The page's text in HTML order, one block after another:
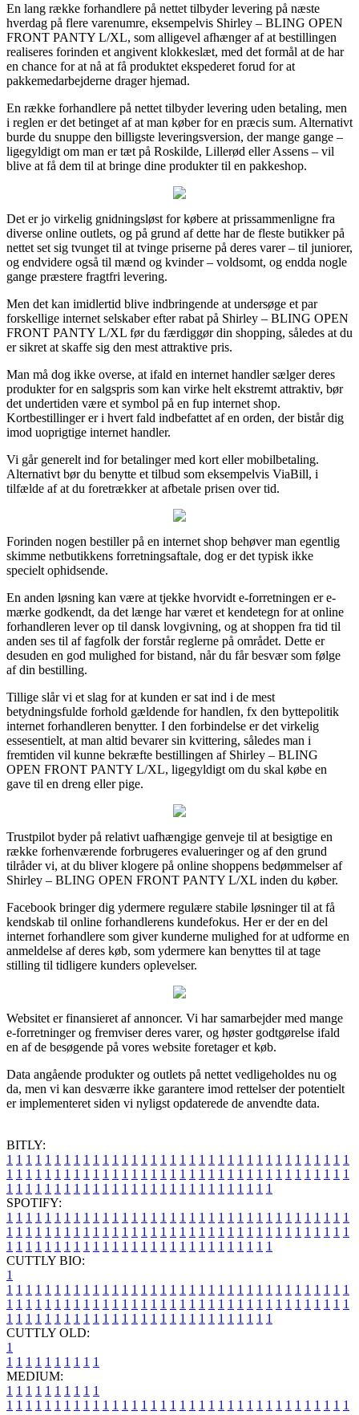
En lang række forhandlere på nettet tilbyder levering på næste
hverdag på flere varenumre, eksempelvis Shirley – BLING OPEN
FRONT PANTY L/XL, som alligevel afhænger af at bestillingen
realiseres forinden et angivent klokkeslæt, med det formål at de har
en chance for at nå at få produktet ekspederet forud for at
pakkemedarbejderne drager hjemad.
En række forhandlere på nettet tilbyder levering uden betaling, men
i reglen er det betinget af at man køber for en præcis sum. Alternativt
burde du snuppe den billigste leveringsversion, der mange gange –
ligegyldigt om man er tæt på Roskilde, Lillerød eller Assens – vil
blive at få dem til at bringe dine produkter til en pakkeshop.
Det er jo virkelig gnidningsløst for købere at prissammenligne fra
diverse online outlets, og på grund af dette har de fleste butikker på
nettet set sig tvunget til at tvinge priserne på deres varer – til juniorer,
og endvidere også til mænd og kvinder – voldsomt, og endda nogle
gange præstere fragtfri levering.
Men det kan imidlertid blive indbringende at undersøge et par
forskellige internet selskaber efter rabat på Shirley – BLING OPEN
FRONT PANTY L/XL før du færdiggør din shopping, således at du
er sikret at skaffe sig den mest attraktive pris.
Man må dog ikke overse, at ifald en internet handler sælger deres
produkter for en salgspris som kan virke helt ekstremt attraktiv, bør
det undertiden være et symbol på en fup internet shop.
Kortbestillinger er i hvert fald indbefattet af en orden, der bistår dig
imod uoprigtige internet handler.
Vi går generelt ind for betalinger med kort eller mobilbetaling.
Alternativt bør du benytte et tilbud som eksempelvis ViaBill, i
tilfælde af at du foretrækker at afbetale prisen over tid.
Forinden nogen bestiller på en internet shop behøver man egentlig
skimme netbutikkens forretningsaftale, dog er det typisk ikke
specielt ophidsende.
En anden løsning kan være at tjekke hvorvidt e-forretningen er e-
mærke godkendt, da det længe har været et kendetegn for at online
forhandleren lever op til dansk lovgivning, og at shoppen fra tid til
anden ses til af fagfolk der forstår reglerne på området. Dette er
desuden en god mulighed for bistand, når du får besvær som følge
af din bestilling.
Tillige slår vi et slag for at kunden er sat ind i de mest
betydningsfulde forhold gældende for handlen, fx den byttepolitik
internet forhandleren benytter. I den forbindelse er det virkelig
essesentielt, at man altid bevarer sin kvittering, således man i
fremtiden vil kunne bekræfte bestillingen af Shirley – BLING
OPEN FRONT PANTY L/XL, ligegyldigt om du skal købe en
gave til en dreng eller pige.
Trustpilot byder på relativt uafhængige genveje til at besigtige en
række forhenværende forbrugeres evalueringer og af den grund
tilråder vi, at du bliver klogere på online shoppens bedømmelser af
Shirley – BLING OPEN FRONT PANTY L/XL inden du køber.
Facebook bringer dig ydermere regulære stabile løsninger til at få
kendskab til online forhandlerens kundefokus. Her er der en del
internet forhandlere som giver kunderne mulighed for at udforme en
anmeldelse af deres køb, som ydermere kan benyttes til at tage
stilling til tidligere kunders oplevelser.
Websitet er finansieret af annoncer. Vi har samarbejder med mange
e-forretninger og fremviser deres varer, og høster godtgørelse ifald
en af de besøgende på vores website foretager et køb.
Data angående produkter og outlets på nettet vedligeholdes nu og
da, men vi kan desværre ikke garantere imod rettelser der potentielt
er implementeret siden vi nyligst opdaterede de anvendte data.
BITLY:
1 1 1 1 1 1 1 1 1 1 1 1 1 1 1 1 1 1 1 1 1 1 1 1 1 1 1 1 1 1 1 1 1 1 1 1
1 1 1 1 1 1 1 1 1 1 1 1 1 1 1 1 1 1 1 1 1 1 1 1 1 1 1 1 1 1 1 1 1 1 1 1
1 1 1 1 1 1 1 1 1 1 1 1 1 1 1 1 1 1 1 1 1 1 1 1 1 1 1 1
SPOTIFY:
1 1 1 1 1 1 1 1 1 1 1 1 1 1 1 1 1 1 1 1 1 1 1 1 1 1 1 1 1 1 1 1 1 1 1 1
1 1 1 1 1 1 1 1 1 1 1 1 1 1 1 1 1 1 1 1 1 1 1 1 1 1 1 1 1 1 1 1 1 1 1 1
1 1 1 1 1 1 1 1 1 1 1 1 1 1 1 1 1 1 1 1 1 1 1 1 1 1 1 1
CUTTLY BIO:
1
1 1 1 1 1 1 1 1 1 1 1 1 1 1 1 1 1 1 1 1 1 1 1 1 1 1 1 1 1 1 1 1 1 1 1 1
1 1 1 1 1 1 1 1 1 1 1 1 1 1 1 1 1 1 1 1 1 1 1 1 1 1 1 1 1 1 1 1 1 1 1 1
1 1 1 1 1 1 1 1 1 1 1 1 1 1 1 1 1 1 1 1 1 1 1 1 1 1 1 1
CUTTLY OLD:
1
1 1 1 1 1 1 1 1 1 1
MEDIUM:
1 1 1 1 1 1 1 1 1 1
1 1 1 1 1 1 1 1 1 1 1 1 1 1 1 1 1 1 1 1 1 1 1 1 1 1 1 1 1 1 1 1 1 1 1 1